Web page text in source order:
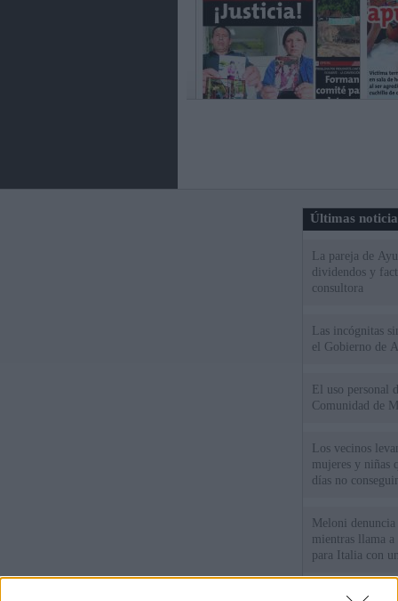
Últimas
La pareja de
dividendos y
consultora
Las incógnitas
el Gobierno de
El uso personal
Comunidad de
Los vecinos
mujeres y niñas
días no
Meloni
mientras llama
para Italia con
España tiene